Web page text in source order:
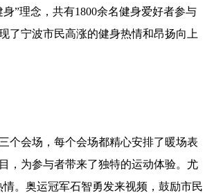
”理念，共有1800余名健身爱好者参与
了宁波市民高涨的健身热情和昂扬向上
个会场，每个会场都精心安排了暖场表
，为参与者带来了独特的运动体验。尤
。奥运冠军石智勇发来视频，鼓励市民